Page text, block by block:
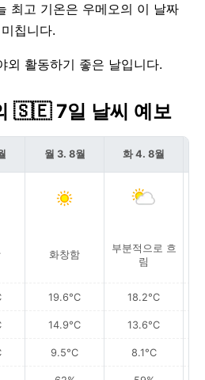
최고 기온은 우메오의 이 날짜
칩니다.
외 활동하기 좋은 날입니다.
🇸🇪 7일 날씨 예보
월 3. 8월
화창함
19.6°C
14.9°C
9.5°C
화 4. 8월
부분적으로 흐
림
18.2°C
13.6°C
8.1°C